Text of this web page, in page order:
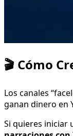
🎬 Cómo
Los canales
ganan dinero en
Si quieres iniciar